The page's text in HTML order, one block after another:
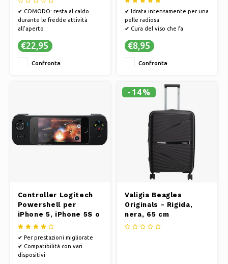
✔ COMODO: resta al caldo
durante le fredde attività
all'aperto
termica veste bene
tra calore e rimozione del
€22,95
Confronta
✔ Idrata intensamente per una
pelle radiosa
✔ Cura del viso che fa
✔ Nutre con ingredienti di alta
€8,95
Confronta
Controller Logitech
Powershell per
iPhone 5, iPhone 5S o
iPod Touch (5a
generazione) - Nero
✔ Per prestazioni migliorate
✔ Compatibilità con vari
dispositivi
-14%
Valigia Beagles
Originals - Rigida,
nera, 65 cm